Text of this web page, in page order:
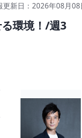
更新日：2026年08月08
環境！/週3